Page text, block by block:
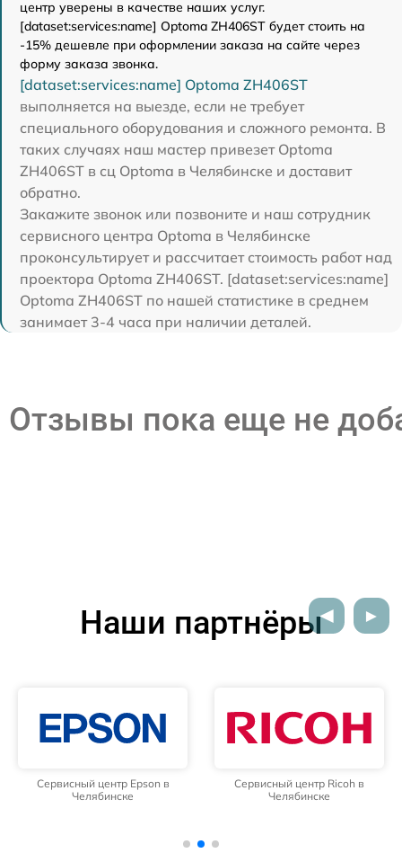
центр уверены в качестве наших услуг.
[dataset:services:name] Optoma ZH406ST будет стоить на
-15% дешевле при оформлении заказа на сайте через
форму заказа звонка.
[dataset:services:name] Optoma ZH406ST
выполняется на выезде, если не требует
специального оборудования и сложного ремонта. В
таких случаях наш мастер привезет Optoma
ZH406ST в сц Optoma в Челябинске и доставит
обратно.
Закажите звонок или позвоните и наш сотрудник
сервисного центра Optoma в Челябинске
проконсультирует и рассчитает стоимость работ над
проектора Optoma ZH406ST. [dataset:services:name]
Optoma ZH406ST по нашей статистике в среднем
занимает 3-4 часа при наличии деталей.
Отзывы пока еще не
Наши партнёры
Сервисный центр Epson в
Челябинске
Сервисный центр Ricoh в
Челябинске